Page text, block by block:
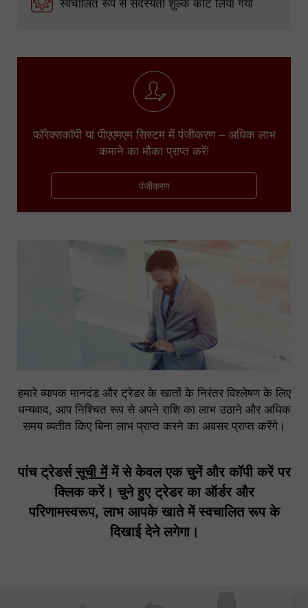
फॉरेक्सकॉपी या पीएएमएम सिस्टम में पंजीकरण – अधिक लाभ
कमाने का मौका प्राप्त करें!
पंजीकरण
हमारे व्यापक मानदंड और ट्रेडर के खातों के निरंतर विश्लेषण के लिए
धन्यवाद, आप निश्चित रूप से अपने राशि का लाभ उठाने और अधिक
समय व्यतीत किए बिना लाभ प्राप्त करने का अवसर प्राप्त करेंगे।
पांच ट्रेडर्ससूची मेंमें से केवल एक चुनें और कॉपी करें पर
क्लिक करें। चुने हुए ट्रेडर का ऑर्डर और
परिणामस्वरूप, लाभ आपके खाते में स्वचालित रूप के
दिखाई देने लगेगा।